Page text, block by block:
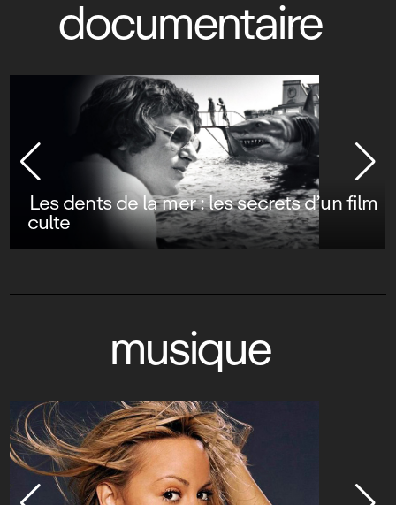
documentaire
Les dents de la mer : les secrets d’un film
culte
musique